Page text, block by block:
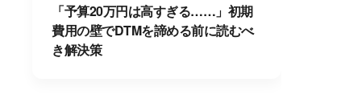
「予算20万円は高すぎる……」初期
費用の壁でDTMを諦める前に読むべ
き解決策